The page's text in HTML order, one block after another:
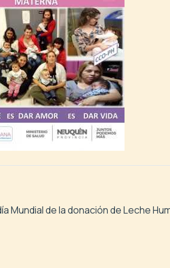
Mundial de la donación de Leche